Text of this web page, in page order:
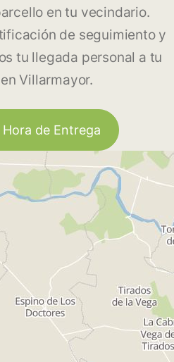
en tu vecindario.
de seguimiento y
tu llegada personal a tu
Villarmayor.
de Entrega